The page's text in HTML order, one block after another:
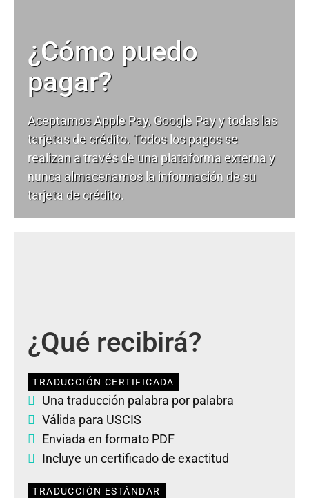
¿Cómo puedo
pagar?
Aceptamos Apple Pay, Google Pay y todas las
tarjetas de crédito. Todos los pagos se
realizan a través de una plataforma externa y
nunca almacenamos la información de su
tarjeta de crédito.
¿Qué recibirá?
TRADUCCIÓN CERTIFICADA
Una traducción palabra por palabra
Válida para USCIS
Enviada en formato PDF
Incluye un certificado de exactitud
TRADUCCIÓN ESTÁNDAR